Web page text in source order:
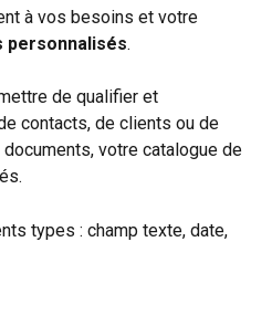
à vos besoins et votre
personnalisés.
de qualifier et
contacts, de clients ou de
votre catalogue de
types : champ texte, date,